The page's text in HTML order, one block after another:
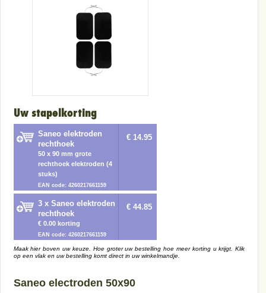
Uw stapelkorting
Saneo elektroden
rechthoek
50 x 90 mm grote
rechthoek elektroden (4
stuks)
EAN code: 4260217661159
€ 14.95
3 x Saneo elektroden
rechthoek
€ 0.00 korting
EAN code: 4260217661159
€ 44.85
Maak hier boven uw keuze. Hoe groter uw bestelling hoe meer korting u krijgt. Klik
op een vlak en uw bestelling komt direct in uw winkelmandje.
Saneo electroden 50x90